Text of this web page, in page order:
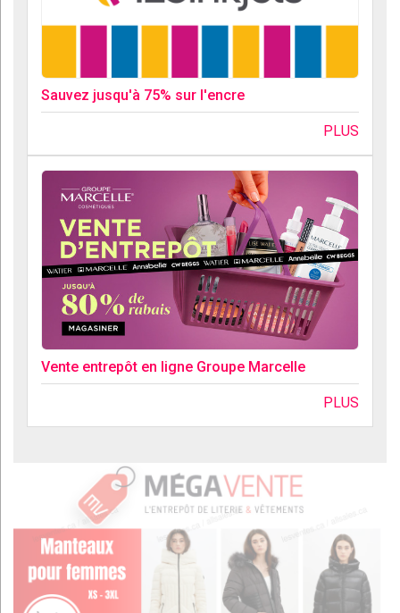
Sauvez jusqu'à 75% sur l'encre
PLUS
Vente entrepôt en ligne Groupe Marcelle
PLUS